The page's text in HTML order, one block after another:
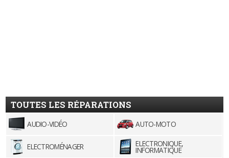
TOUTES LES RÉPARATIONS
AUDIO-VIDÉO AUTO-MOTO
ELECTROMÉNAGER ELECTRONIQUE,
INFORMATIQUE